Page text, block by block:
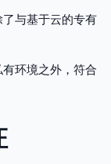
与基于云的专有
环境之外，符合